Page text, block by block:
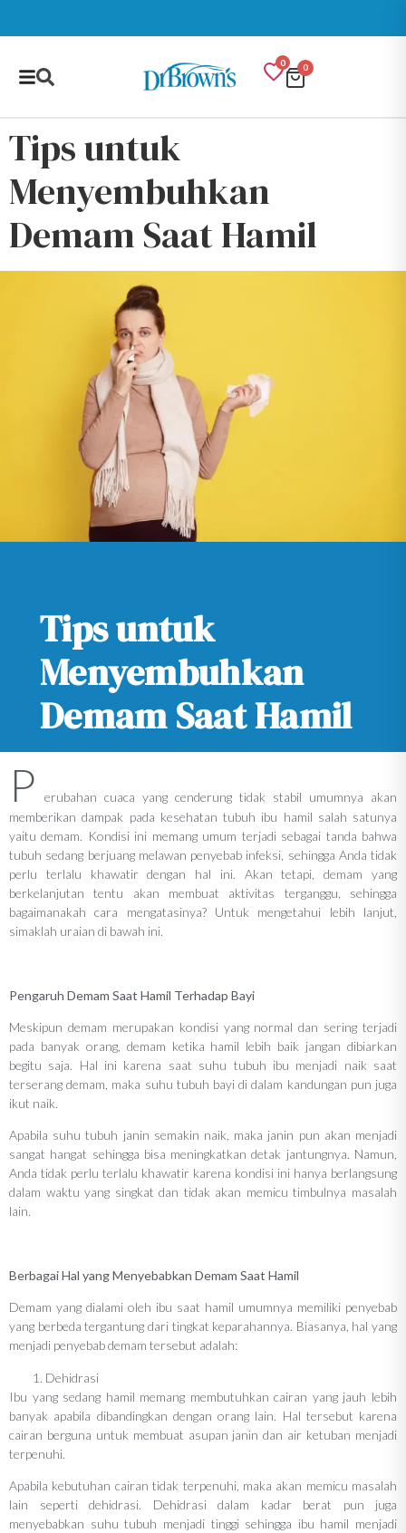
0 0
Tips untuk
Menyembuhkan
Demam Saat Hamil
Tips untuk
Menyembuhkan
Demam Saat Hamil
P
erubahan cuaca yang cenderung tidak stabil umumnya akan
memberikan dampak pada kesehatan tubuh ibu hamil salah satunya
yaitu demam. Kondisi ini memang umum terjadi sebagai tanda bahwa
tubuh sedang berjuang melawan penyebab infeksi, sehingga Anda tidak
perlu terlalu khawatir dengan hal ini. Akan tetapi, demam yang
berkelanjutan tentu akan membuat aktivitas terganggu, sehingga
bagaimanakah cara mengatasinya? Untuk mengetahui lebih lanjut,
simaklah uraian di bawah ini.
Pengaruh Demam Saat Hamil Terhadap Bayi
Meskipun demam merupakan kondisi yang normal dan sering terjadi
pada banyak orang, demam ketika hamil lebih baik jangan dibiarkan
begitu saja. Hal ini karena saat suhu tubuh ibu menjadi naik saat
terserang demam, maka suhu tubuh bayi di dalam kandungan pun juga
ikut naik.
Apabila suhu tubuh janin semakin naik, maka janin pun akan menjadi
sangat hangat sehingga bisa meningkatkan detak jantungnya. Namun,
Anda tidak perlu terlalu khawatir karena kondisi ini hanya berlangsung
dalam waktu yang singkat dan tidak akan memicu timbulnya masalah
lain.
Berbagai Hal yang Menyebabkan Demam Saat Hamil
Demam yang dialami oleh ibu saat hamil umumnya memiliki penyebab
yang berbeda tergantung dari tingkat keparahannya. Biasanya, hal yang
menjadi penyebab demam tersebut adalah:
Dehidrasi
Ibu yang sedang hamil memang membutuhkan cairan yang jauh lebih
banyak apabila dibandingkan dengan orang lain. Hal tersebut karena
cairan berguna untuk membuat asupan janin dan air ketuban menjadi
terpenuhi.
Apabila kebutuhan cairan tidak terpenuhi, maka akan memicu masalah
lain seperti dehidrasi. Dehidrasi dalam kadar berat pun juga
menyebabkan suhu tubuh menjadi tinggi sehingga ibu hamil menjadi